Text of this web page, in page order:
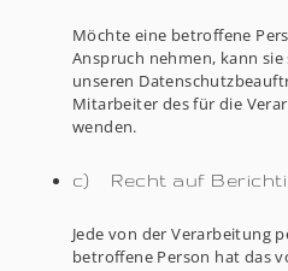
Möchte eine betroffene
Anspruch nehmen, kann
unseren
Mitarbeiter des für die
wenden.
c) Recht auf
Jede von der Verarbeitung
betroffene Person hat das